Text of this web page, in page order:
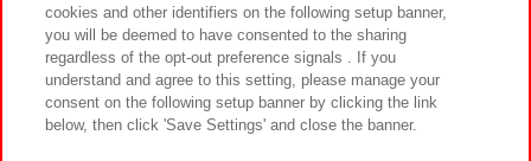
©Bandai Namco Amusement Inc.
cookies and other identifiers on the following setup banner,
you will be deemed to have consented to the sharing
regardless of the opt-out preference signals . If you
understand and agree to this setting, please manage your
consent on the following setup banner by clicking the link
below, then click 'Save Settings' and close the banner.